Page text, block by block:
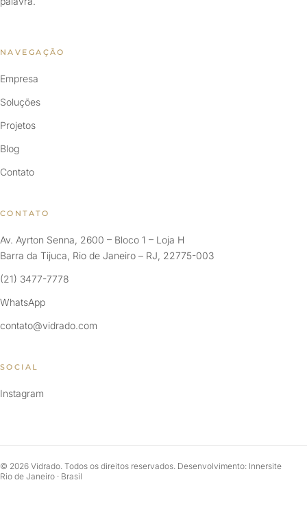
NAVEGAÇÃO
Empresa
Soluções
Projetos
Blog
Contato
CONTATO
Av. Ayrton Senna, 2600 – Bloco 1 – Loja H
Barra da Tijuca, Rio de Janeiro – RJ, 22775-003
(21) 3477-7778
WhatsApp
contato@vidrado.com
SOCIAL
Instagram
© 2026 Vidrado. Todos os direitos reservados. Desenvolvimento: Innersite
Rio de Janeiro · Brasil